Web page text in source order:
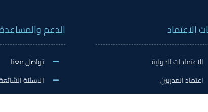
الاعتماد
الاعتمادات الدولية
اعتماد المدربين
الدعم
تواصل معنا
الاسئلة